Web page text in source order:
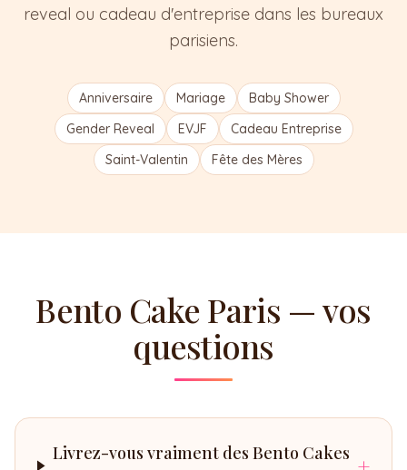
reveal ou cadeau d'entreprise dans les bureaux
parisiens.
Anniversaire Mariage
Baby Shower
Gender Reveal
EVJF
Cadeau Entreprise
Saint-Valentin
Fête des Mères
Bento Cake Paris — vos
questions
Livrez-vous vraiment des Bento Cakes